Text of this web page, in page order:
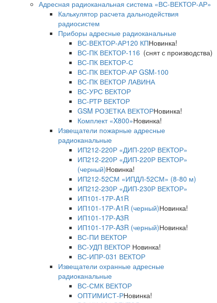
Адресная радиоканальная система «ВС-ВЕКТОР-АР»
Калькулятор расчета дальнодействия
радиосистем
Приборы адресные радиоканальные
ВС-ВЕКТОР-АР120 КПНовинка!
ВС-ПК ВЕКТОР-116 (снят с производства)
ВС-ПК ВЕКТОР-С
ВС-ПК ВЕКТОР-АР GSM-100
ВС-ПК ВЕКТОР ЛАВИНА
ВС-УРС ВЕКТОР
ВС-РТР ВЕКТОР
GSM РОЗЕТКА ВЕКТОРНовинка!
Комплект «X800»Новинка!
Извещатели пожарные адресные
радиоканальные
ИП212-220Р «ДИП-220Р ВЕКТОР»
ИП212-220Р «ДИП-220Р ВЕКТОР»
(черный)Новинка!
ИП212-52СМ «ИПДЛ-52СМ» (8-80 м)
ИП212-230Р «ДИП-230Р ВЕКТОР»
ИП101-17Р-A1R
ИП101-17Р-A1R (черный)Новинка!
ИП101-17Р-A3R
ИП101-17Р-A3R (черный)Новинка!
ВС-ПИ ВЕКТОР
ВС-УДП ВЕКТОР Новинка!
ВС-ИПР-031 ВЕКТОР
Извещатели охранные адресные
радиоканальные
ВС-СМК ВЕКТОР
ОПТИМИСТ-РНовинка!